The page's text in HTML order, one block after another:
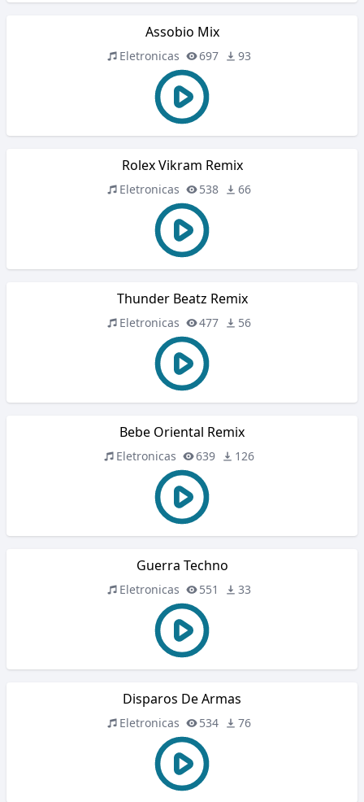
Assobio Mix
Eletronicas 697 93
Rolex Vikram Remix
Eletronicas 538 66
Thunder Beatz Remix
Eletronicas 477 56
Bebe Oriental Remix
Eletronicas 639 126
Guerra Techno
Eletronicas 551 33
Disparos De Armas
Eletronicas 534 76